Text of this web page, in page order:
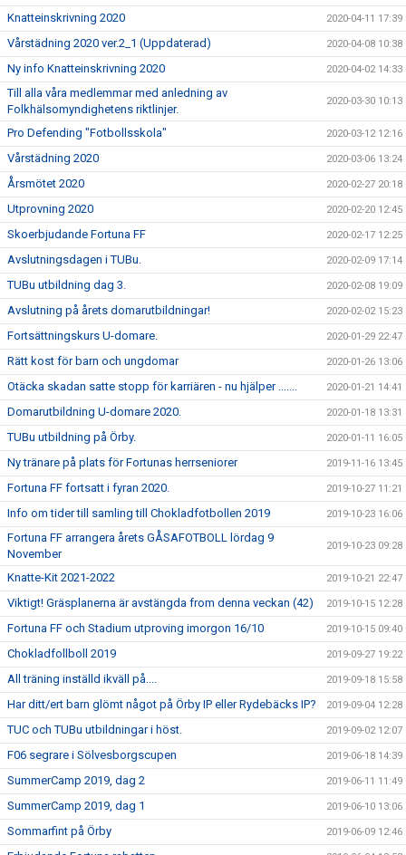
Knatteinskrivning 2020 2020-04-11 17:39
Vårstädning 2020 ver.2_1 (Uppdaterad) 2020-04-08 10:38
Ny info Knatteinskrivning 2020 2020-04-02 14:33
Till alla våra medlemmar med anledning av
Folkhälsomyndighetens riktlinjer.
2020-03-30 10:13
Pro Defending "Fotbollsskola" 2020-03-12 12:16
Vårstädning 2020 2020-03-06 13:24
Årsmötet 2020 2020-02-27 20:18
Utprovning 2020 2020-02-20 12:45
Skoerbjudande Fortuna FF 2020-02-17 12:25
Avslutningsdagen i TUBu. 2020-02-09 17:14
TUBu utbildning dag 3. 2020-02-08 19:09
Avslutning på årets domarutbildningar! 2020-02-02 15:23
Fortsättningskurs U-domare. 2020-01-29 22:47
Rätt kost för barn och ungdomar 2020-01-26 13:06
Otäcka skadan satte stopp för karriären - nu hjälper ....... 2020-01-21 14:41
Domarutbildning U-domare 2020. 2020-01-18 13:31
TUBu utbildning på Örby. 2020-01-11 16:05
Ny tränare på plats för Fortunas herrseniorer 2019-11-16 13:45
Fortuna FF fortsatt i fyran 2020. 2019-10-27 11:21
Info om tider till samling till Chokladfotbollen 2019 2019-10-23 16:06
Fortuna FF arrangera årets GÅSAFOTBOLL lördag 9
November
2019-10-23 09:28
Knatte-Kit 2021-2022 2019-10-21 22:47
Viktigt! Gräsplanerna är avstängda from denna veckan (42) 2019-10-15 12:28
Fortuna FF och Stadium utproving imorgon 16/10 2019-10-15 09:40
Chokladfollboll 2019 2019-09-27 19:22
All träning inställd ikväll på.... 2019-09-18 15:58
Har ditt/ert barn glömt något på Örby IP eller Rydebäcks IP? 2019-09-04 12:28
TUC och TUBu utbildningar i höst. 2019-09-02 12:07
F06 segrare i Sölvesborgscupen 2019-06-18 14:39
SummerCamp 2019, dag 2 2019-06-11 11:49
SummerCamp 2019, dag 1 2019-06-10 13:06
Sommarfint på Örby 2019-06-09 12:46